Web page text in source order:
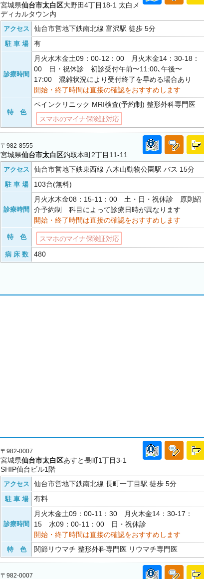
宮城県仙台市太白区大野田4丁目18-1 太白メ
ディカルタウン内
アクセス 仙台市営地下鉄南北線 富沢駅 徒歩 5分
駐 車 場 有
診療時間
月火水木金土09：00-12：00 月火木金14：30-18：
00 日・祝休診 初診受付午前〜11:00､午後〜
17:00 混雑状況により受付終了を早める場合あり
開始・終了時間は直接の確認をおすすめします
特 色
ペインクリニック MRI検査(予約制) 整形外科専門医
スマホのマイナ保険証対応
〒982-8555
宮城県仙台市太白区鈎取本町2丁目11-11
アクセス 仙台市営地下鉄東西線 八木山動物公園駅 バス 15分
駐 車 場 103台(無料)
診療時間
月火水木金08：15-11：00 土・日・祝休診 原則紹
介予約制 科目によって診療日時が異なります
開始・終了時間は直接の確認をおすすめします
特 色 スマホのマイナ保険証対応
病 床 数 480
〒982-0007
宮城県仙台市太白区あすと長町1丁目3-1
SHIP仙台ビル1階
アクセス 仙台市営地下鉄南北線 長町一丁目駅 徒歩 5分
駐 車 場 有料
診療時間
月火木金土09：00-11：30 月火木金14：30-17：
15 水09：00-11：00 日・祝休診
開始・終了時間は直接の確認をおすすめします
特 色 関節リウマチ 整形外科専門医 リウマチ専門医
〒982-0007